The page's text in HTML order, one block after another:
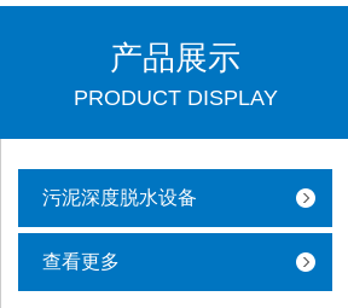
产品展示
PRODUCT DISPLAY
污泥深度脱水设备
查看更多